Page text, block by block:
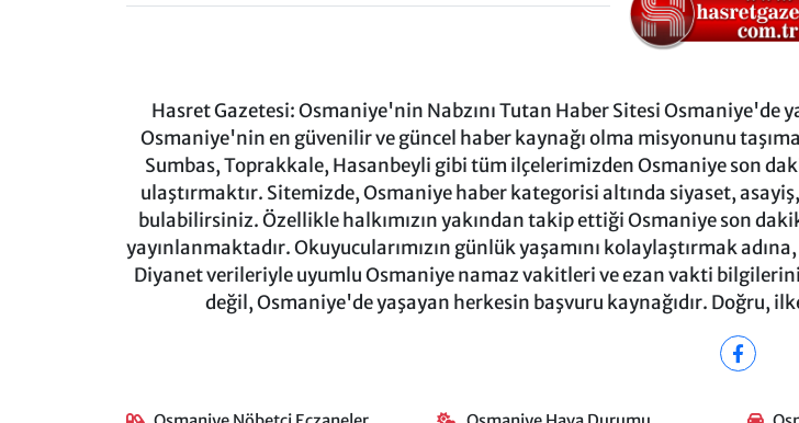
Hasret Gazetesi: Osmaniye'nin Nabzını Tutan Haber Sitesi Osmaniye'de
Osmaniye'nin en güvenilir ve güncel haber kaynağı olma misyonunu
Sumbas, Toprakkale, Hasanbeyli gibi tüm ilçelerimizden Osmaniye son
ulaştırmaktır. Sitemizde, Osmaniye haber kategorisi altında siyaset,
bulabilirsiniz. Özellikle halkımızın yakından takip ettiği Osmaniye son
yayınlanmaktadır. Okuyucularımızın günlük yaşamını kolaylaştırmak
Diyanet verileriyle uyumlu Osmaniye namaz vakitleri ve ezan vakti
değil, Osmaniye'de yaşayan herkesin başvuru kaynağıdır. Doğru,